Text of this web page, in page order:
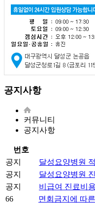
공지사항
커뮤니티
공지사항
번호
공지
달성요양병원
공지
달성요양병원
공지
비급여 진료비
66
면회금지에 따